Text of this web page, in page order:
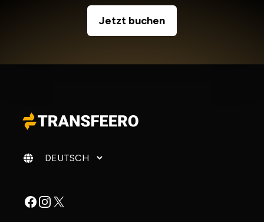
Jetzt buchen
Sprache ändern
Facebook
Instagram
X